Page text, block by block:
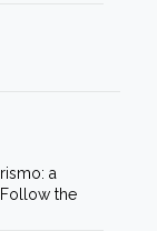
a
the